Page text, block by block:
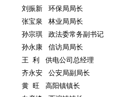
刘振新 环保局局长
张宝泉 林业局局长
孙宗琪 政法委常务副书记
孙永康 信访局局长
王 利 供电公司总经理
齐永安 公安局副局长
黄 旺 高阳镇镇长